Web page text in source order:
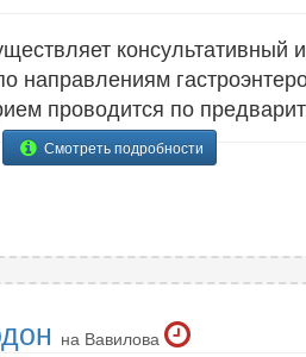
консультативный
направлениям
проводится по
Смотреть подробности
на Вавилова